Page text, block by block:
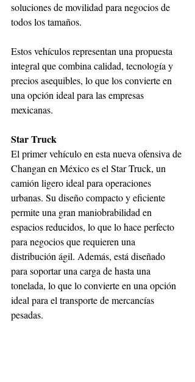
soluciones de movilidad para negocios de
todos los tamaños.
Estos vehículos representan una propuesta
integral que combina calidad, tecnología y
precios asequibles, lo que los convierte en
una opción ideal para las empresas
mexicanas.
Star Truck
El primer vehículo en esta nueva ofensiva de
Changan en México es el Star Truck, un
camión ligero ideal para operaciones
urbanas. Su diseño compacto y eficiente
permite una gran maniobrabilidad en
espacios reducidos, lo que lo hace perfecto
para negocios que requieren una
distribución ágil. Además, está diseñado
para soportar una carga de hasta una
tonelada, lo que lo convierte en una opción
ideal para el transporte de mercancías
pesadas.